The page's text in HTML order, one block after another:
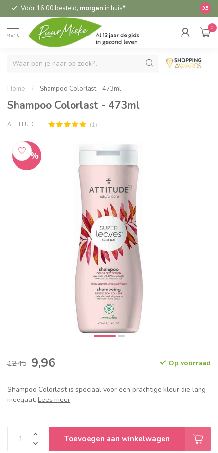
Vóór 16:00 besteld, morgen in huis* 9.5
MENU
0
Home / Shampoo Colorlast - 473ml
Shampoo Colorlast - 473ml
ATTITUDE (1)
-20%
12,45 9,96 Op voorraad
Shampoo Colorlast is speciaal voor een prachtige kleur die lang
meegaat. Lees meer.
Toevoegen aan winkelwagen